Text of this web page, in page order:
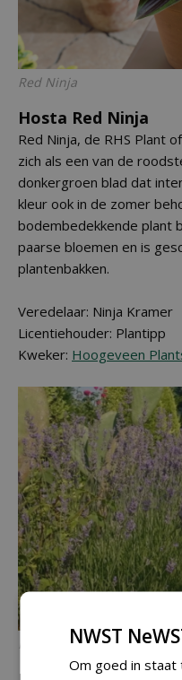
Red Ninja
Hosta Red Ninja
Red Ninja, de RHS Plant
zich als een van de
donkergroen blad dat
kleur ook in de zomer
bodembedekkende plant
paarse bloemen en is
plantenbakken.
Veredelaar: Ninja Kramer
Licentiehouder: Plantipp
Kweker: Hoogeveen
Platinum Blonde. Foto:
NWST
Om goed in staat